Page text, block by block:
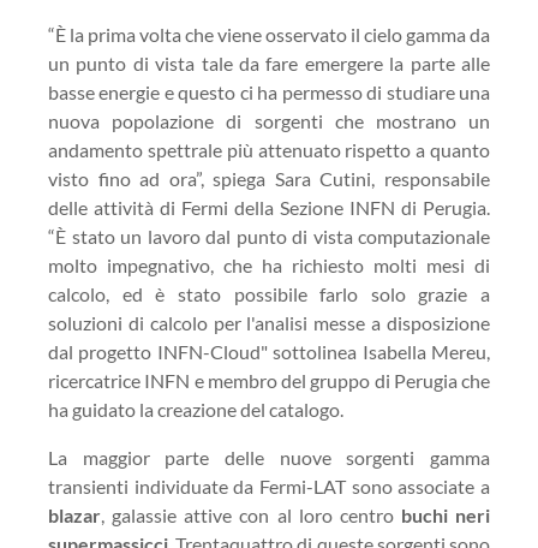
“È la prima volta che viene osservato il cielo gamma da
un punto di vista tale da fare emergere la parte alle
basse energie e questo ci ha permesso di studiare una
nuova popolazione di sorgenti che mostrano un
andamento spettrale più attenuato rispetto a quanto
visto fino ad ora”, spiega Sara Cutini, responsabile
delle attività di Fermi della Sezione INFN di Perugia.
“È stato un lavoro dal punto di vista computazionale
molto impegnativo, che ha richiesto molti mesi di
calcolo, ed è stato possibile farlo solo grazie a
soluzioni di calcolo per l'analisi messe a disposizione
dal progetto INFN-Cloud" sottolinea Isabella Mereu,
ricercatrice INFN e membro del gruppo di Perugia che
ha guidato la creazione del catalogo.
La maggior parte delle nuove sorgenti gamma
transienti individuate da Fermi-LAT sono associate a
blazar, galassie attive con al loro centro buchi neri